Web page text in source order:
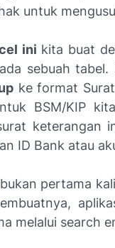
untuk
ini kita buat
sebuah
ke format
BSM/KIP
keterangan
ID Bank atau
pertama
melalui search